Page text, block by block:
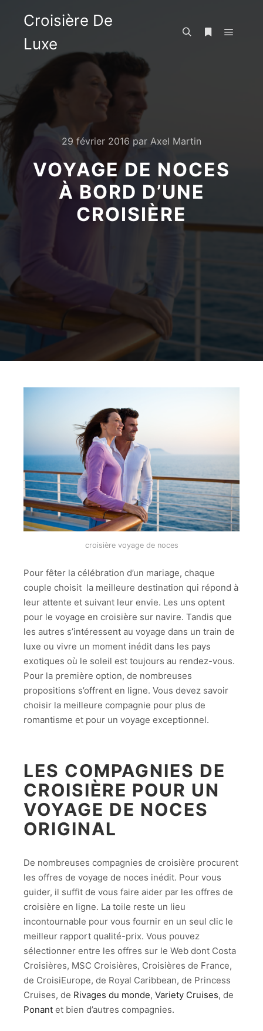
Croisière De
Luxe
29 février 2016 par Axel Martin
VOYAGE DE NOCES
À BORD D’UNE
CROISIÈRE
croisière voyage de noces
Pour fêter la célébration d’un mariage, chaque
couple choisit la meilleure destination qui répond à
leur attente et suivant leur envie. Les uns optent
pour le voyage en croisière sur navire. Tandis que
les autres s’intéressent au voyage dans un train de
luxe ou vivre un moment inédit dans les pays
exotiques où le soleil est toujours au rendez-vous.
Pour la première option, de nombreuses
propositions s’offrent en ligne. Vous devez savoir
choisir la meilleure compagnie pour plus de
romantisme et pour un voyage exceptionnel.
LES COMPAGNIES DE
CROISIÈRE POUR UN
VOYAGE DE NOCES
ORIGINAL
De nombreuses compagnies de croisière procurent
les offres de voyage de noces inédit. Pour vous
guider, il suffit de vous faire aider par les offres de
croisière en ligne. La toile reste un lieu
incontournable pour vous fournir en un seul clic le
meilleur rapport qualité-prix. Vous pouvez
sélectionner entre les offres sur le Web dont Costa
Croisières, MSC Croisières, Croisières de France,
de CroisiEurope, de Royal Caribbean, de Princess
Cruises, de Rivages du monde, Variety Cruises, de
Ponant et bien d’autres compagnies.